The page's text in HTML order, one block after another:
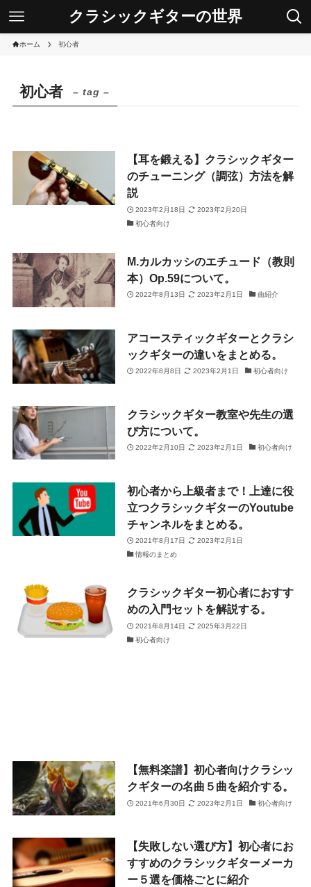
クラシックギターの世界
ホーム 初心者
初心者 – tag –
【耳を鍛える】クラシックギター
のチューニング（調弦）方法を解
説
2023年2月18日
2023年2月20日
初心者向け
M.カルカッシのエチュード（教則
本）Op.59について。
2022年8月13日 2023年2月1日 曲紹介
アコースティックギターとクラシ
ックギターの違いをまとめる。
2022年8月8日 2023年2月1日 初心者向け
クラシックギター教室や先生の選
び方について。
2022年2月10日 2023年2月1日 初心者向け
初心者から上級者まで！上達に役
立つクラシックギターのYoutube
チャンネルをまとめる。
2021年8月17日
2023年2月1日
情報のまとめ
クラシックギター初心者におすす
めの入門セットを解説する。
2021年8月14日
2025年3月22日
初心者向け
【無料楽譜】初心者向けクラシッ
クギターの名曲５曲を紹介する。
2021年6月30日 2023年2月1日 初心者向け
【失敗しない選び方】初心者にお
すすめのクラシックギターメーカ
ー５選を価格ごとに紹介